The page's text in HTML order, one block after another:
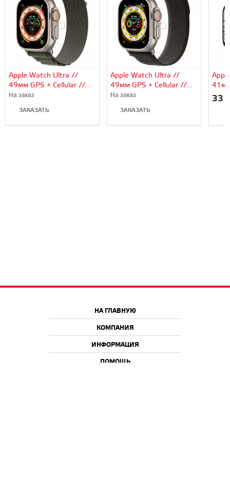
Apple Watch Ultra //
49мм GPS + Cellular //
Корпус из титана,
зеленого цвета, S
На заказ
ЗАКАЗАТЬ
Apple Watch Ultra //
49мм GPS + Cellular //
Корпус из титана,
черно-серого цвета, M/L
На заказ
ЗАКАЗАТЬ
33
НА ГЛАВНУЮ
КОМПАНИЯ
ИНФОРМАЦИЯ
ПОМОЩЬ